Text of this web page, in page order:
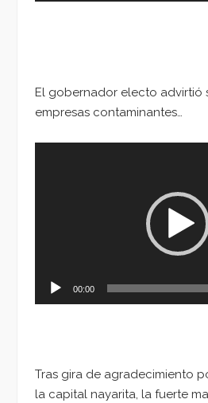
El gobernador electo advirtió
empresas contaminantes…
00:00
Tras gira de agradecimiento
la capital nayarita, la fuerte